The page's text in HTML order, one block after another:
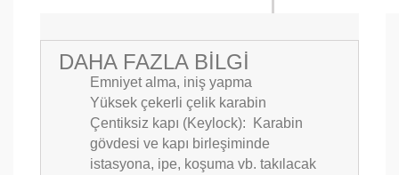
DAHA FAZLA BİLGİ
Emniyet alma, iniş yapma
Yüksek çekerli çelik karabin
Çentiksiz kapı (Keylock): Karabin
gövdesi ve kapı birleşiminde
istasyona, ipe, koşuma vb. takılacak